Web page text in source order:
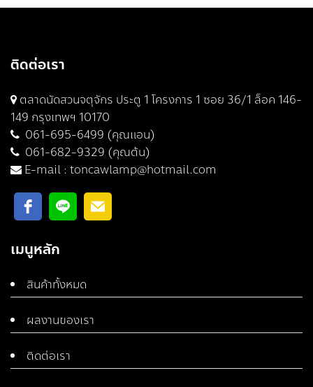
ติดต่อเรา
ตลาดนัดสวนจตุจักร ประตู 1 โครงการ 1 ซอย 36/1 ล็อค 146-
149 กรุงเทพฯ 10170
061-695-6499 (คุณแอน)
061-682-9329 (คุณต้น)
E-mail : toncawlamp@hotmail.com
เมนูหลัก
สินค้าทั้งหมด
ผลงานของเรา
ติดต่อเรา